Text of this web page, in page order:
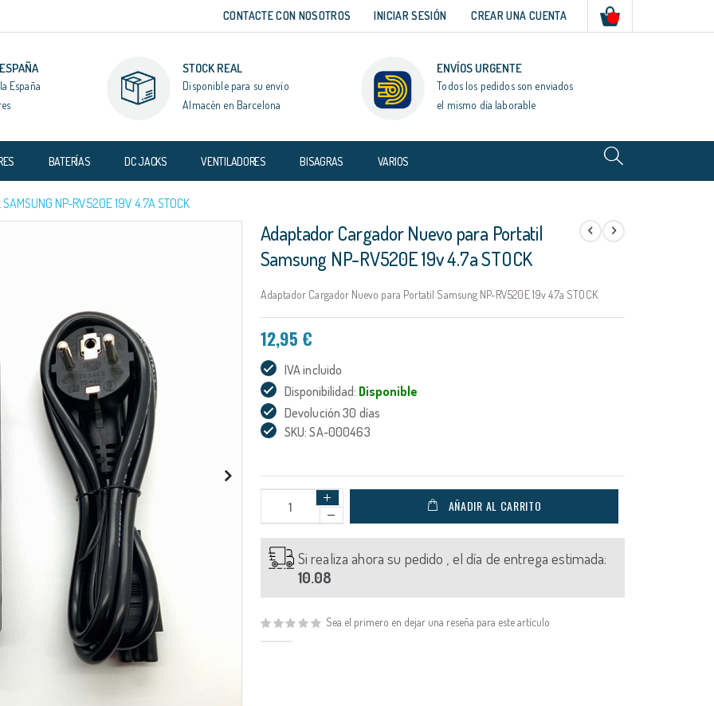
CONTACTE CON NOSOTROS INICIAR SESIÓN CREAR UNA CUENTA
España
STOCK REAL
Disponible para su envío
Almacén en Barcelona
ENVÍOS URGENTE
Todos los pedidos son enviados
el mismo día laborable
BATERÍAS DC JACKS VENTILADORES BISAGRAS VARIOS
SAMSUNG NP-RV520E 19V 4.7A STOCK
Adaptador Cargador Nuevo para Portatil
Samsung NP-RV520E 19v 4.7a STOCK
Adaptador Cargador Nuevo para Portatil Samsung NP-RV520E 19v 4.7a STOCK
12,95 €
IVA incluido
Disponibilidad: Disponible
Devolución 30 días
SKU: SA-000463
AÑADIR AL CARRITO
Si realiza ahora su pedido , el día de entrega estimada:
10.08
Sea el primero en dejar una reseña para este artículo